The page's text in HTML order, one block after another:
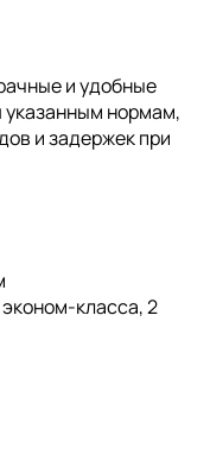
и удобные
указанным нормам,
и задержек при
класса, 2